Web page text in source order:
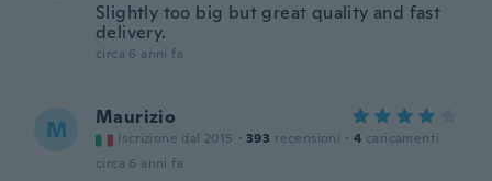
Slightly too big but great quality and fast
delivery.
circa 6 anni fa
M Maurizio
Iscrizione dal 2015 · 393 recensioni · 4 caricamenti
circa 6 anni fa